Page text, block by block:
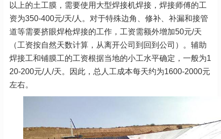
以上的土工膜，需要使用大型焊接机焊接，焊接师傅的工
资为350-400元/天/人。对于特殊边角、修补、补漏和接管
道等需要挤眼焊枪焊接的工作，工资需额外增加50元/天
（工资按自然天数计算，从离开公司到回到公司）。辅助
焊接工和铺膜工的工资根据当地的小工水平确定，一般为1
20-200元/人/天。因此，总人工成本每天约为1600-2000元
左右。